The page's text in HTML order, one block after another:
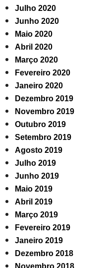
Julho 2020
Junho 2020
Maio 2020
Abril 2020
Março 2020
Fevereiro 2020
Janeiro 2020
Dezembro 2019
Novembro 2019
Outubro 2019
Setembro 2019
Agosto 2019
Julho 2019
Junho 2019
Maio 2019
Abril 2019
Março 2019
Fevereiro 2019
Janeiro 2019
Dezembro 2018
Novembro 2018